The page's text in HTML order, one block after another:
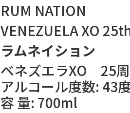
RUM NATION
VENEZUELA XO
ラムネイション
ベネズエラXO 25
アルコール度数: 43
容 量: 700ml